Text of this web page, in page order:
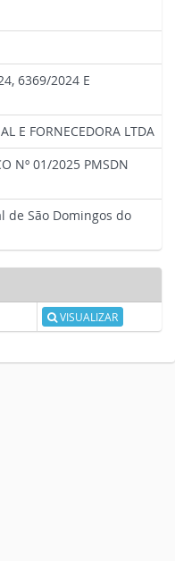
6369/2024 E
E FORNECEDORA LTDA
Nº 01/2025 PMSDN
de São Domingos do
VISUALIZAR